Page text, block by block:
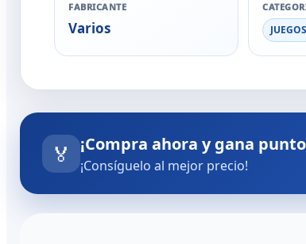
FABRICANTE
Varios
🏅 ¡Compra ahora y gana
¡Consíguelo al mejor precio!